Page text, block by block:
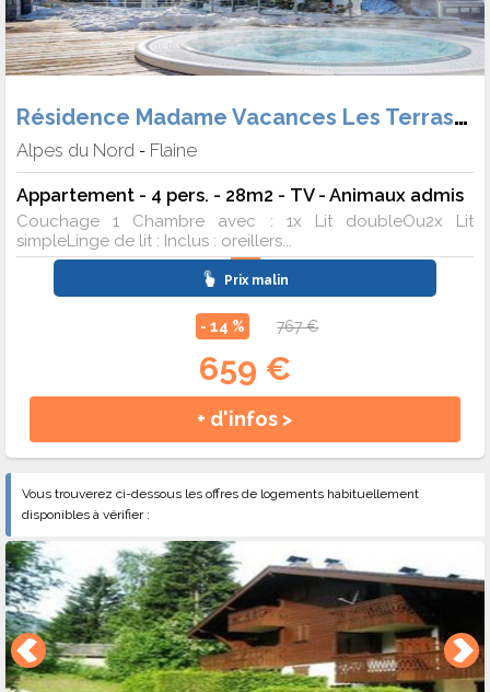
Résidence Madame Vacances Les Terrasses de Véret
Alpes du Nord - Flaine
Appartement - 4 pers. - 28m2 - TV - Animaux admis
Couchage 1 Chambre avec : 1x Lit doubleOu2x Lit
simpleLinge de lit : Inclus : oreillers...
Prix malin
- 14 % 767 €
659 €
+ d'infos >
Vous trouverez ci-dessous les offres de logements habituellement
disponibles à vérifier :